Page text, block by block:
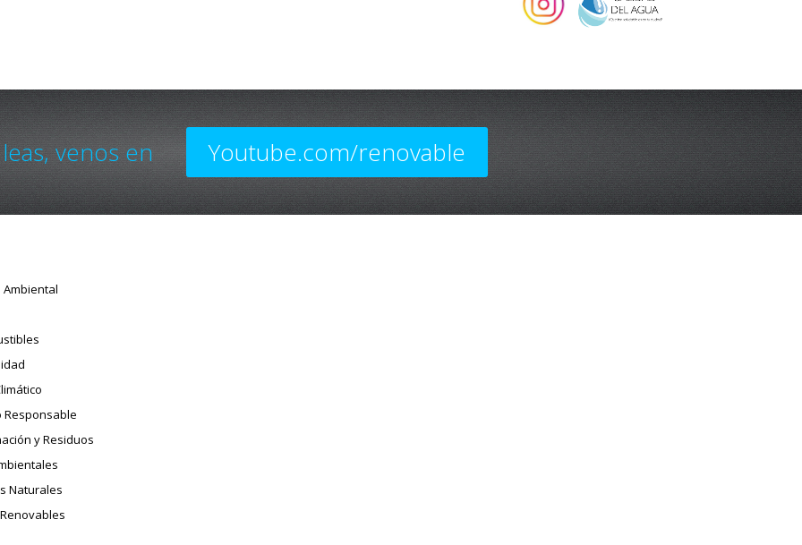
venos en Youtube.com/renovable
Ambiental
Responsable
y Residuos
Naturales